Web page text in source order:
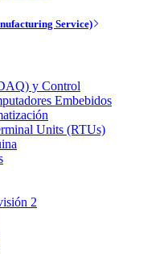
Service)
y Control
Embebidos
Units (RTUs)
2